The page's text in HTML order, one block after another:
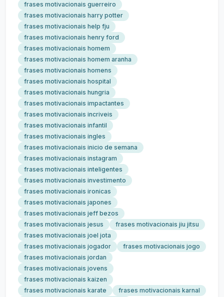
frases motivacionais guerreiro
frases motivacionais harry potter
frases motivacionais help fju
frases motivacionais henry ford
frases motivacionais homem
frases motivacionais homem aranha
frases motivacionais homens
frases motivacionais hospital
frases motivacionais hungria
frases motivacionais impactantes
frases motivacionais incriveis
frases motivacionais infantil
frases motivacionais ingles
frases motivacionais inicio de semana
frases motivacionais instagram
frases motivacionais inteligentes
frases motivacionais investimento
frases motivacionais ironicas
frases motivacionais japones
frases motivacionais jeff bezos
frases motivacionais jesus
frases motivacionais jiu jitsu
frases motivacionais joel jota
frases motivacionais jogador
frases motivacionais jogo
frases motivacionais jordan
frases motivacionais jovens
frases motivacionais kaizen
frases motivacionais karate
frases motivacionais karnal